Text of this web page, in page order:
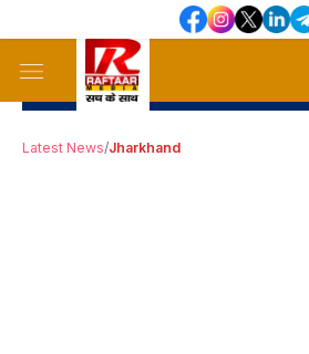
Latest News/Jharkhand